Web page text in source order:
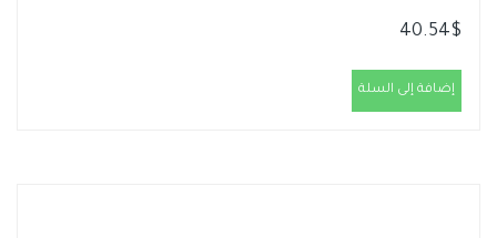
40.54$
إضافة إلى السلة